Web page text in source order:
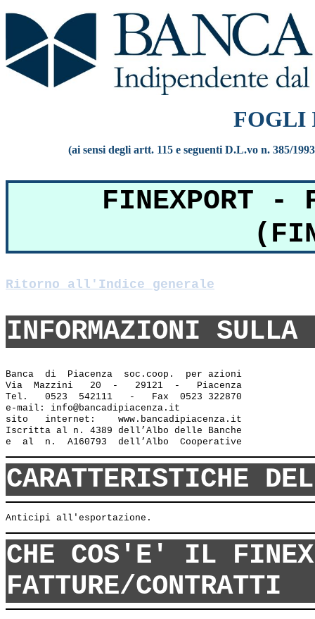
FOGLI
(ai sensi degli artt. 115 e seguenti D.L.vo n. 385/
FINEXPORT -
Ritorno all'Indice generale
INFORMAZIONI SULLA
Banca  di  Piacenza  soc.coop.  per azioni
Via  Mazzini   20  -   29121  -   Piacenza
Tel.   0523  542111   -   Fax  0523 322870
e-mail: info@bancadipiacenza.it
sito   internet:    www.bancadipiacenza.it
Iscritta al n. 4389 dell’Albo delle Banche
CARATTERISTICHE DEL
CHE COS'E' IL
FATTURE/CONTRATTI